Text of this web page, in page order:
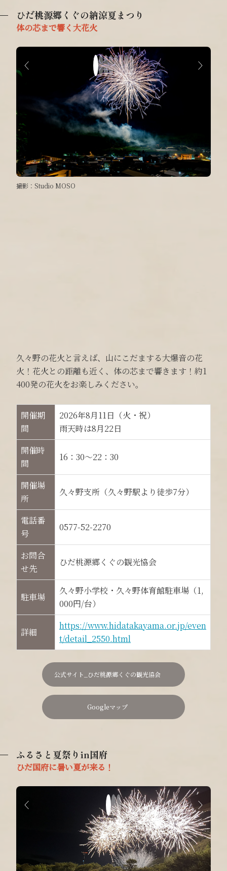
ひだ桃源郷くぐの納涼夏まつり
体の芯まで響く大花火
久々野の花火と言えば、山にこだまする大爆音の花
火！花火との距離も近く、体の芯まで響きます！約1
400発の花火をお楽しみください。
開催期
間
2026年8月11日（火・祝）
雨天時は8月22日
開催時
間
16：30～22：30
開催場
所
久々野支所（久々野駅より徒歩7分）
電話番
号
0577-52-2270
お問合
せ先
ひだ桃源郷くぐの観光協会
駐車場
久々野小学校・久々野体育館駐車場（1,
000円/台）
詳細
https://www.hidatakayama.or.jp/even
t/detail_2550.html
公式サイト_ひだ桃源郷くぐの観光協会
Googleマップ
ふるさと夏祭りin国府
ひだ国府に暑い夏が来る！